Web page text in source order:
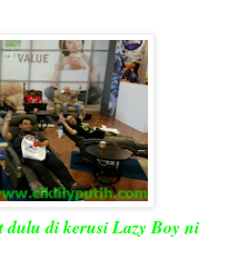
dulu di kerusi Lazy Boy ni